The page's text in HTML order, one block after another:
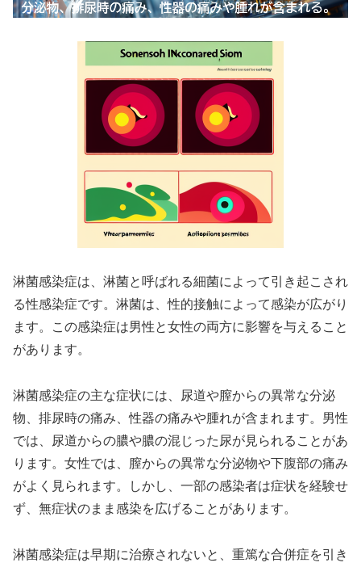
淋菌感染症は、淋菌と呼ばれる細菌によって引き起こされ
る性感染症です。淋菌は、性的接触によって感染が広がり
ます。この感染症は男性と女性の両方に影響を与えること
があります。
淋菌感染症の主な症状には、尿道や膣からの異常な分泌
物、排尿時の痛み、性器の痛みや腫れが含まれます。男性
では、尿道からの膿や膿の混じった尿が見られることがあ
ります。女性では、膣からの異常な分泌物や下腹部の痛み
がよく見られます。しかし、一部の感染者は症状を経験せ
ず、無症状のまま感染を広げることがあります。
淋菌感染症は早期に治療されないと、重篤な合併症を引き